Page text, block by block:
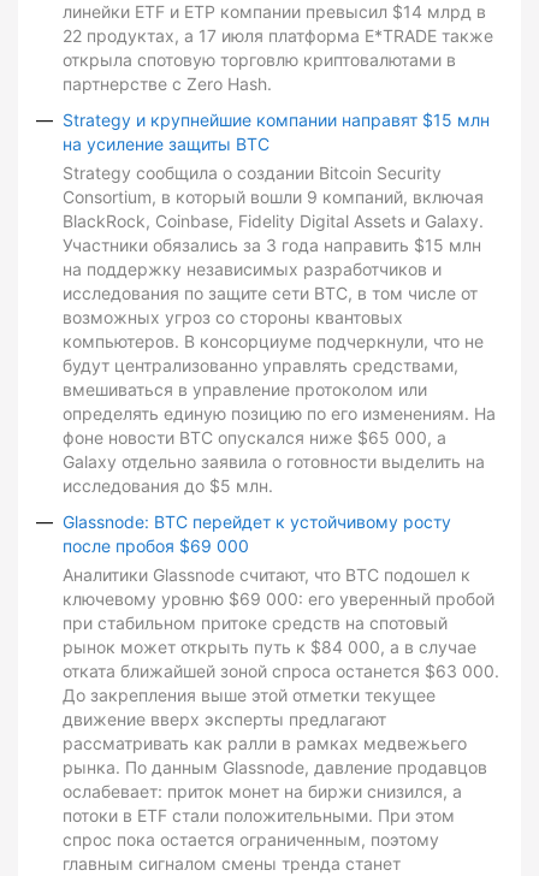
линейки ETF и ETP компании превысил $14 млрд в
22 продуктах, а 17 июля платформа E*TRADE также
открыла спотовую торговлю криптовалютами в
партнерстве с Zero Hash.
Strategy и крупнейшие компании направят $15 млн
на усиление защиты BTC
Strategy сообщила о создании Bitcoin Security
Consortium, в который вошли 9 компаний, включая
BlackRock, Coinbase, Fidelity Digital Assets и Galaxy.
Участники обязались за 3 года направить $15 млн
на поддержку независимых разработчиков и
исследования по защите сети BTC, в том числе от
возможных угроз со стороны квантовых
компьютеров. В консорциуме подчеркнули, что не
будут централизованно управлять средствами,
вмешиваться в управление протоколом или
определять единую позицию по его изменениям. На
фоне новости BTC опускался ниже $65 000, а
Galaxy отдельно заявила о готовности выделить на
исследования до $5 млн.
Glassnode: BTC перейдет к устойчивому росту
после пробоя $69 000
Аналитики Glassnode считают, что BTC подошел к
ключевому уровню $69 000: его уверенный пробой
при стабильном притоке средств на спотовый
рынок может открыть путь к $84 000, а в случае
отката ближайшей зоной спроса останется $63 000.
До закрепления выше этой отметки текущее
движение вверх эксперты предлагают
рассматривать как ралли в рамках медвежьего
рынка. По данным Glassnode, давление продавцов
ослабевает: приток монет на биржи снизился, а
потоки в ETF стали положительными. При этом
спрос пока остается ограниченным, поэтому
главным сигналом смены тренда станет